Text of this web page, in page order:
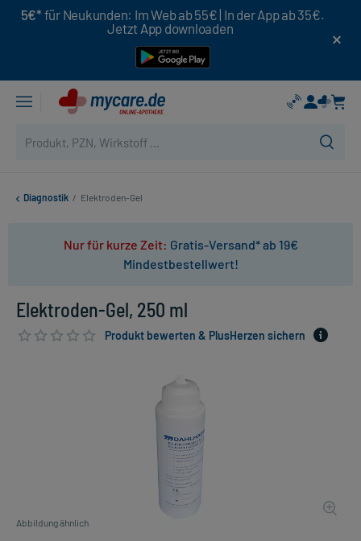
5€* für Neukunden: Im Web ab 55€ | In der App ab 35€.
Jetzt App downloaden
Diagnostik / Elektroden-Gel
Nur für kurze Zeit: Gratis-Versand* ab 19€
Mindestbestellwert!
Elektroden-Gel, 250 ml
Produkt bewerten & PlusHerzen sichern
Abbildung ähnlich